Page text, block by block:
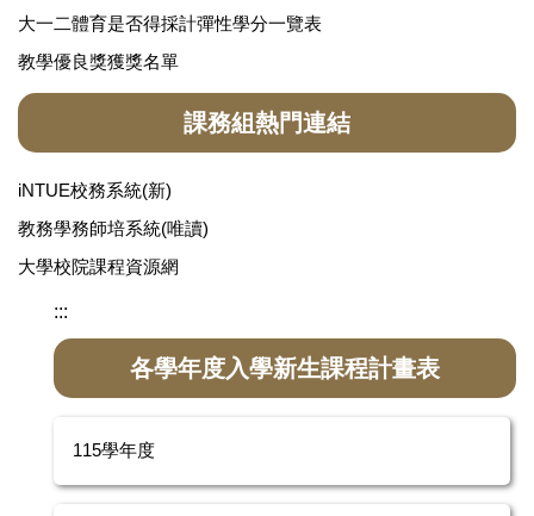
大一二體育是否得採計彈性學分一覽表
教學優良獎獲獎名單
課務組熱門連結
iNTUE校務系統(新)
教務學務師培系統(唯讀)
大學校院課程資源網
:::
各學年度入學新生課程計畫表
115學年度